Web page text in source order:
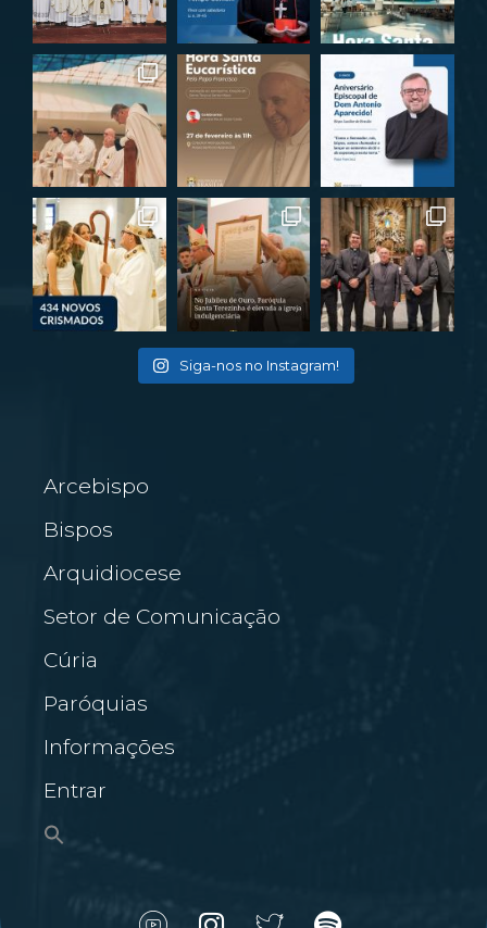
Siga-nos no Instagram!
Arcebispo
Bispos
Arquidiocese
Setor de Comunicação
Cúria
Paróquias
Informações
Entrar